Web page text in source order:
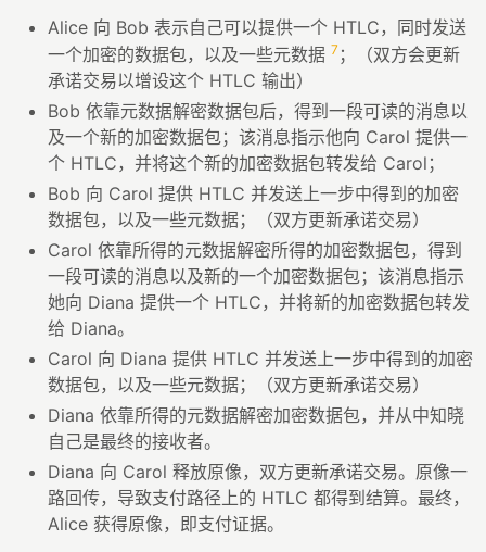
Alice 向 Bob 表示自己可以提供一个 HTLC，同时发送
一个加密的数据包，以及一些元数据 7 ；（双方会更新
承诺交易以增设这个 HTLC 输出）
Bob 依靠元数据解密数据包后，得到一段可读的消息以
及一个新的加密数据包；该消息指示他向 Carol 提供一
个 HTLC，并将这个新的加密数据包转发给 Carol；
Bob 向 Carol 提供 HTLC 并发送上一步中得到的加密
数据包，以及一些元数据；（双方更新承诺交易）
Carol 依靠所得的元数据解密所得的加密数据包，得到
一段可读的消息以及新的一个加密数据包；该消息指示
她向 Diana 提供一个 HTLC，并将新的加密数据包转发
给 Diana。
Carol 向 Diana 提供 HTLC 并发送上一步中得到的加密
数据包，以及一些元数据；（双方更新承诺交易）
Diana 依靠所得的元数据解密加密数据包，并从中知晓
自己是最终的接收者。
Diana 向 Carol 释放原像，双方更新承诺交易。原像一
路回传，导致支付路径上的 HTLC 都得到结算。最终，
Alice 获得原像，即支付证据。